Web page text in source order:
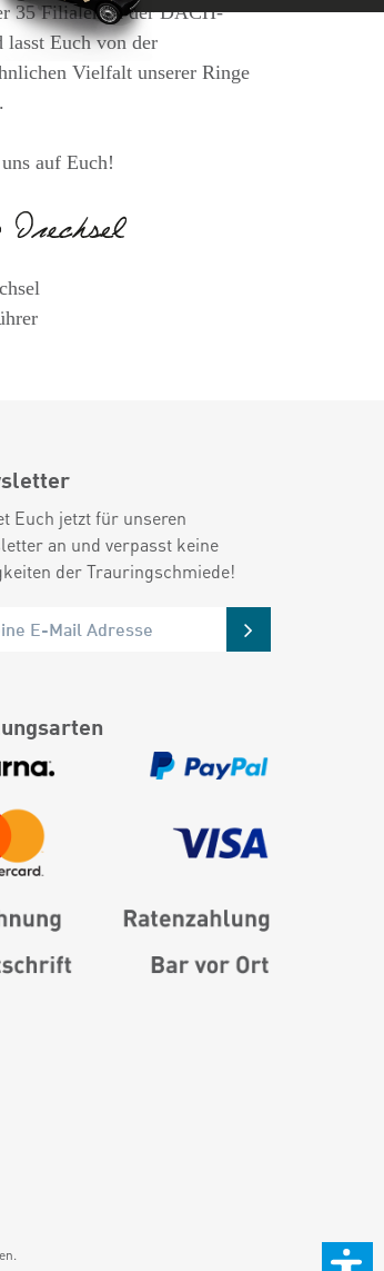
35 Filialen in der DACH-
lasst Euch von der
Vielfalt unserer Ringe
auf Euch!
Euch jetzt für unseren
an und verpasst keine
der Trauringschmiede!